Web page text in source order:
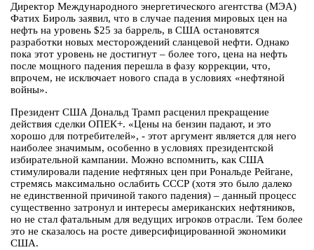
Директор Международного энергетического агентства (МЭА)
Фатих Бироль заявил, что в случае падения мировых цен на
нефть на уровень $25 за баррель, в США остановятся
разработки новых месторождений сланцевой нефти. Однако
пока этот уровень не достигнут – более того, цена на нефть
после мощного падения перешла в фазу коррекции, что,
впрочем, не исключает нового спада в условиях «нефтяной
войны».
Президент США Дональд Трамп расценил прекращение
действия сделки ОПЕК+. «Цены на бензин падают, и это
хорошо для потребителей», - этот аргумент является для него
наиболее значимым, особенно в условиях президентской
избирательной кампании. Можно вспомнить, как США
стимулировали падение нефтяных цен при Рональде Рейгане,
стремясь максимально ослабить СССР (хотя это было далеко
не единственной причиной такого падения) – данный процесс
существенно затронул и интересы американских нефтяников,
но не стал фатальным для ведущих игроков отрасли. Тем более
это не сказалось на росте диверсифицированной экономики
США.